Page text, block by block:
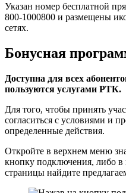
Указан номер бесплатной
800-1000800 и размещены
сетях.
Бонусная
Доступна для всех
пользуются услугами РТК.
Для того, чтобы принять
согласиться с условиями и
определенные действия.
Откройте в верхнем меню
кнопку подключения, либо в
страницы найдите